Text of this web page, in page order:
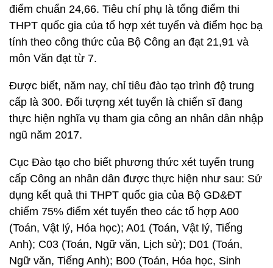
điểm chuẩn 24,66. Tiêu chí phụ là tổng điểm thi
THPT quốc gia của tổ hợp xét tuyển và điểm học bạ
tính theo công thức của Bộ Công an đạt 21,91 và
môn Văn đạt từ 7.
Được biết, năm nay, chỉ tiêu đào tạo trình độ trung
cấp là 300. Đối tượng xét tuyển là chiến sĩ đang
thực hiện nghĩa vụ tham gia công an nhân dân nhập
ngũ năm 2017.
Cục Đào tạo cho biết phương thức xét tuyển trung
cấp Công an nhân dân được thực hiện như sau: Sử
dụng kết quả thi THPT quốc gia của Bộ GD&ĐT
chiếm 75% điểm xét tuyển theo các tổ hợp A00
(Toán, Vật lý, Hóa học); A01 (Toán, Vật lý, Tiếng
Anh); C03 (Toán, Ngữ văn, Lịch sử); D01 (Toán,
Ngữ văn, Tiếng Anh); B00 (Toán, Hóa học, Sinh